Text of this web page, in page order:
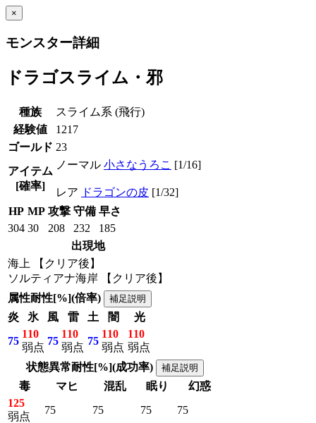
×
モンスター詳細
ドラゴスライム・邪
種族
スライム系 (飛行)
経験値
1217
ゴールド 23
アイテム
[確率]
ノーマル 小さなうろこ [1/16]
レア ドラゴンの皮 [1/32]
HP MP 攻撃 守備 早さ
304 30 208 232
185
出現地
海上 【クリア後】
ソルティアナ海岸 【クリア後】
属性耐性[%](倍率)
補足説明
炎 氷 風 雷 土 闇
光
75
110
弱点
75
110
弱点
75
110
弱点
110
弱点
状態異常耐性[%](成功率)
補足説明
毒 マヒ 混乱 眠り
幻惑
125
弱点
75 75 75
75